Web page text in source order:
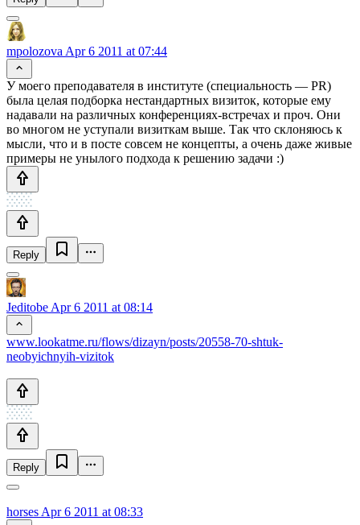
mpolozova Apr 6 2011 at 07:44
У моего преподавателя в институте (специальность — PR)
была целая подборка нестандартных визиток, которые ему
надавали на различных конференциях-встречах и проч. Они
во многом не уступали визиткам выше. Так что склоняюсь к
мысли, что и в посте совсем не концепты, а очень даже живые
примеры не унылого подхода к решению задачи :)
Reply
Jeditobe Apr 6 2011 at 08:14
www.lookatme.ru/flows/dizayn/posts/20558-70-shtuk-
neobyichnyih-vizitok
Reply
horses Apr 6 2011 at 08:33